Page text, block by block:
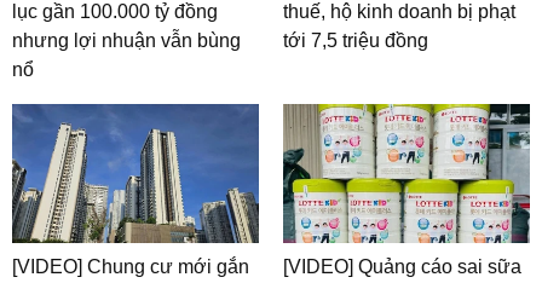
lục gần 100.000 tỷ đồng
nhưng lợi nhuận vẫn bùng
nổ
thuế, hộ kinh doanh bị phạt
tới 7,5 triệu đồng
[VIDEO] Chung cư mới gắn
[VIDEO] Quảng cáo sai sữa